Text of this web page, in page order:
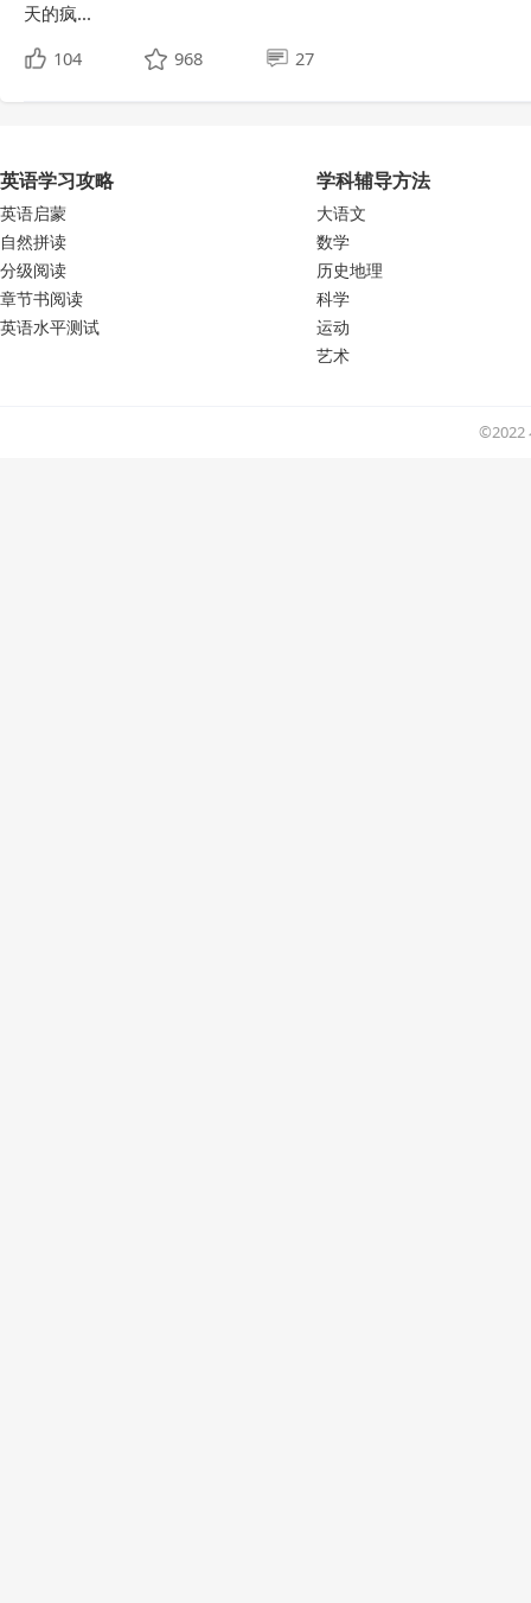
天的疯...
104
968 27
英语学习攻略
英语启蒙
自然拼读
分级阅读
章节书阅读
英语水平测试
学科辅导方法
大语文
数学
历史地理
科学
运动
艺术
©2022